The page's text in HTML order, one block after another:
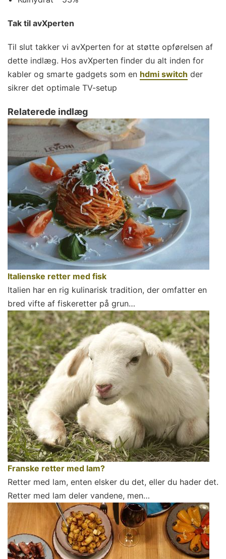
Tak til avXperten
Til slut takker vi avXperten for at støtte opførelsen af
dette indlæg. Hos avXperten finder du alt inden for
kabler og smarte gadgets som en hdmi switch der
sikrer det optimale TV-setup
Relaterede indlæg
Italienske retter med fisk
Italien har en rig kulinarisk tradition, der omfatter en
bred vifte af fiskeretter på grun…
Franske retter med lam?
Retter med lam, enten elsker du det, eller du hader det.
Retter med lam deler vandene, men…